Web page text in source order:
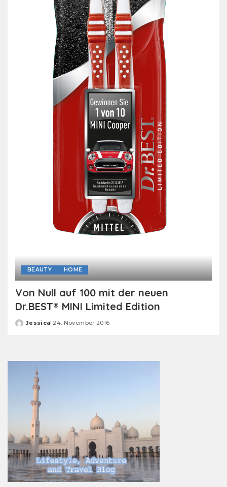
BEAUTY HOME
Von Null auf 100 mit der neuen
Dr.BEST® MINI Limited Edition
Posted
Jessica 24. November 2016